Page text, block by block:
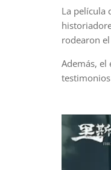
La película
rodearon
Además,